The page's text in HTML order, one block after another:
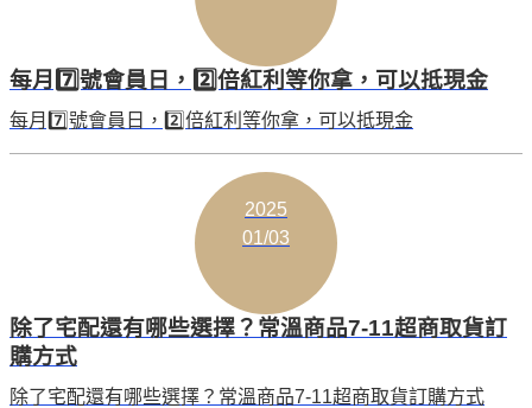
每月7️⃣號會員日，2️⃣倍紅利等你拿，可以抵現金
每月7️⃣號會員日，2️⃣倍紅利等你拿，可以抵現金
2025
01/03
除了宅配還有哪些選擇？常溫商品7-11超商取貨訂
購方式
除了宅配還有哪些選擇？常溫商品7-11超商取貨訂購方式